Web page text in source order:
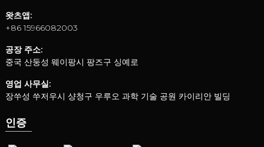
왓츠앱:
+86 15966082003
공장 주소:
중국 산둥성 웨이팡시 팡즈구 싱예로
영업 사무실:
장쑤성 쑤저우시 샹청구 우루오 과학 기술 공원 카이리안 빌딩
인증